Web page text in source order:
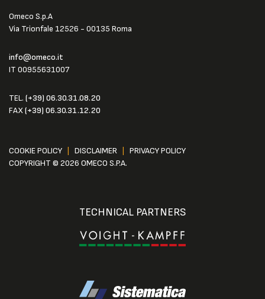
Omeco S.p.A
Via Trionfale 12526 - 00135 Roma
info@omeco.it
IT 00955631007
TEL. (+39) 06.30.31.08.20
FAX(+39) 06.30.31.12.20
COOKIE POLICY DISCLAIMER
PRIVACY POLICY
COPYRIGHT © 2026 OMECO S.P.A.
TECHNICAL PARTNERS